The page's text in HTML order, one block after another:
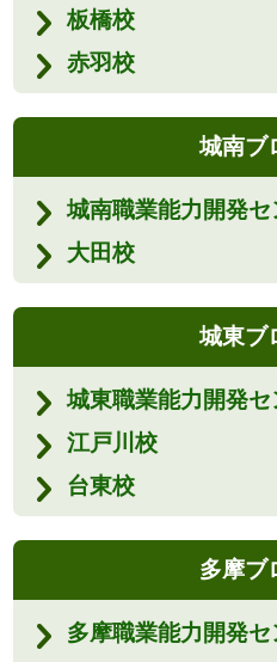
板橋校
赤羽校
城南ブ
城南職業能力開発セ
大田校
城東ブ
城東職業能力開発セ
江戸川校
台東校
多摩ブ
多摩職業能力開発セ